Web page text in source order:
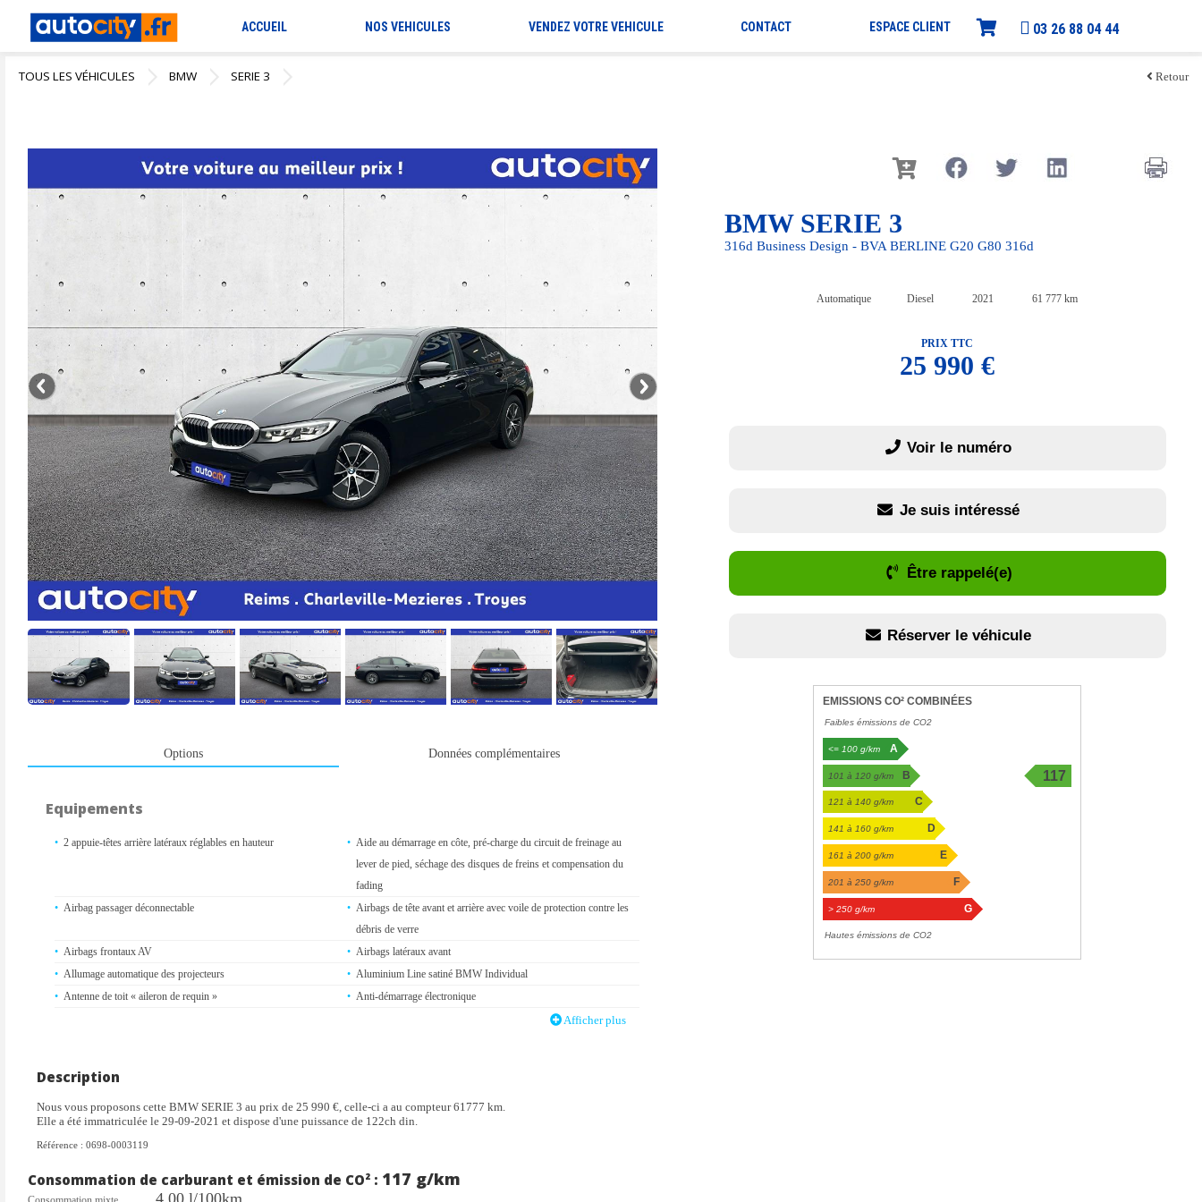
ACCUEIL NOS VEHICULES VENDEZ VOTRE VEHICULE CONTACT ESPACE CLIENT 03 26 88 04 44
TOUS LES VÉHICULES BMW SERIE 3 Retour
Options Données complémentaires
Equipements
2 appuie-têtes arrière latéraux réglables en hauteur
Aide au démarrage en côte, pré-charge du circuit de freinage au
lever de pied, séchage des disques de freins et compensation du
fading
Airbag passager déconnectable
Airbags de tête avant et arrière avec voile de protection contre les
débris de verre
Airbags frontaux AV
Airbags latéraux avant
Allumage automatique des projecteurs
Aluminium Line satiné BMW Individual
Antenne de toit « aileron de requin »
Anti-démarrage électronique
Attention Assist : système de détection de somnolence
parties (40/20/40)
Boîte de vitesses automatique à 8 rapports
Carnet d'entretien électronique embarqué "BMW Service
History"
Ceintures de sécurité à 3 points (tous les sièges) avec
prétensionneur pyrotechnique et limiteur de tension (à l'avant)
"Personal Profile"
Clignotants avant et arrières à LED
Afficher plus
Description
Nous vous proposons cette BMW SERIE 3 au prix de 25 990 €, celle-ci a au compteur 61777 km.
Elle a été immatriculée le 29-09-2021 et dispose d'une puissance de 122ch din.
Référence : 0698-0003119
Consommation de carburant et émission de CO² : 117 g/km
4.00 l/100km
BMW SERIE 3
316d Business Design - BVA BERLINE G20 G80 316d
Automatique Diesel 2021 61 777 km
PRIX TTC
25 990 €
Voir le numéro
Je suis intéressé
Être rappelé(e)
Réserver le véhicule
EMISSIONS CO² COMBINÉES
Faibles émissions de CO2
<= 100 g/km A
101 à 120 g/km B
117
121 à 140 g/km C
141 à 160 g/km D
161 à 200 g/km E
201 à 250 g/km F
> 250 g/km G
Hautes émissions de CO2